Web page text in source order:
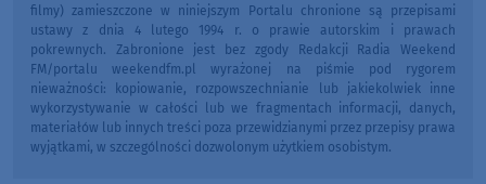
filmy) zamieszczone w niniejszym Portalu chronione są przepisami
ustawy z dnia 4 lutego 1994 r. o prawie autorskim i prawach
pokrewnych. Zabronione jest bez zgody Redakcji Radia Weekend
FM/portalu weekendfm.pl wyrażonej na piśmie pod rygorem
nieważności: kopiowanie, rozpowszechnianie lub jakiekolwiek inne
wykorzystywanie w całości lub we fragmentach informacji, danych,
materiałów lub innych treści poza przewidzianymi przez przepisy prawa
wyjątkami, w szczególności dozwolonym użytkiem osobistym.